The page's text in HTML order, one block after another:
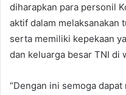
diharapkan para personil
aktif dalam melaksanakan
serta memiliki kepekaan
dan keluarga besar TNI di
“Dengan ini semoga